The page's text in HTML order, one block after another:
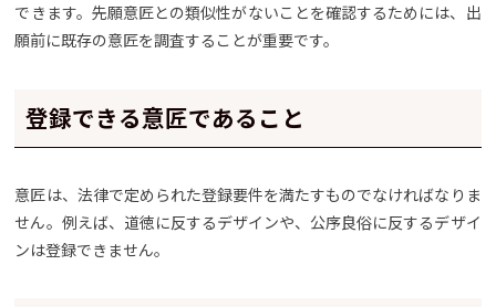
できます。先願意匠との類似性がないことを確認するためには、出
願前に既存の意匠を調査することが重要です。
登録できる意匠であること
意匠は、法律で定められた登録要件を満たすものでなければなりま
せん。例えば、道徳に反するデザインや、公序良俗に反するデザイ
ンは登録できません。